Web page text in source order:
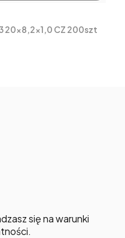
20x8,2x1,0 CZ 200szt
się na warunki